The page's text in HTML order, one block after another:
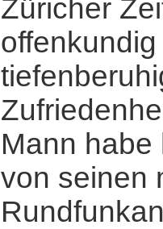
Züricher
Mann
von seinen